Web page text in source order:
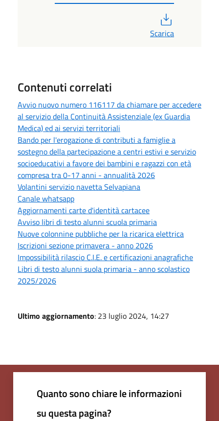
Scarica
Contenuti correlati
Avvio nuovo numero 116117 da chiamare per accedere
al servizio della Continuità Assistenziale (ex Guardia
Medica) ed ai servizi territoriali
Bando per l'erogazione di contributi a famiglie a
sostegno della partecipazione a centri estivi e servizio
socioeducativi a favore dei bambini e ragazzi con età
compresa tra 0-17 anni - annualità 2026
Volantini servizio navetta Selvapiana
Canale whatsapp
Aggiornamenti carte d'identità cartacee
Avviso libri di testo alunni scuola primaria
Nuove colonnine pubbliche per la ricarica elettrica
Iscrizioni sezione primavera - anno 2026
Impossibilità rilascio C.I.E. e certificazioni anagrafiche
Libri di testo alunni suola primaria - anno scolastico
2025/2026
Ultimo aggiornamento: 23 luglio 2024, 14:27
Quanto sono chiare le informazioni
su questa pagina?